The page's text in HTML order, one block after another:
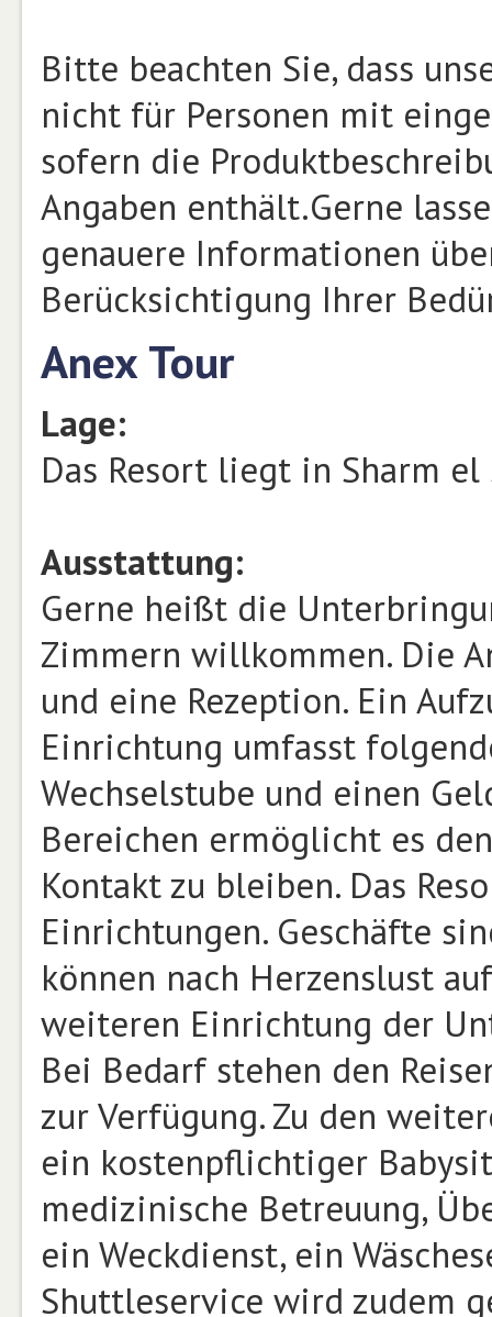
Bitte beachten Sie, dass
nicht für Personen mit
sofern die
Angaben enthält.Gerne
genauere Informationen
Berücksichtigung Ihrer
Anex Tour
Lage:
Das Resort liegt in Sharm el
Ausstattung:
Gerne heißt die
Zimmern willkommen. Die
und eine Rezeption. Ein
Einrichtung umfasst
Wechselstube und einen
Bereichen ermöglicht es
Kontakt zu bleiben. Das
Einrichtungen. Geschäfte
können nach Herzenslust
weiteren Einrichtung der
Bei Bedarf stehen den
zur Verfügung. Zu den
ein kostenpflichtiger
medizinische Betreuung,
ein Weckdienst, ein
Shuttleservice wird zudem